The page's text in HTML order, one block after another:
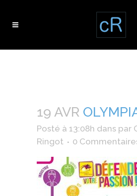
19 AVR
Posté à 13:08h dans par
Ringot
0